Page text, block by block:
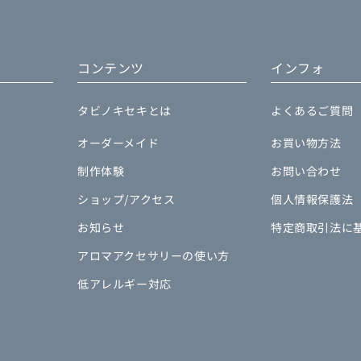
コンテンツ
タビノキセキとは
オーダーメイド
制作体験
ショップ/アクセス
お知らせ
アロマアクセサリーの使い方
低アレルギー対応
インフォ
よくあるご質問
お買い物方法
お問い合わせ
個人情報保護法
特定商取引法に